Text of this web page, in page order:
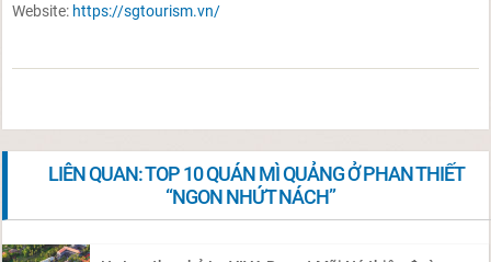
Website: https://sgtourism.vn/
LIÊN QUAN: TOP 10 QUÁN MÌ QUẢNG Ở PHAN THIẾT
“NGON NHỨT NÁCH”